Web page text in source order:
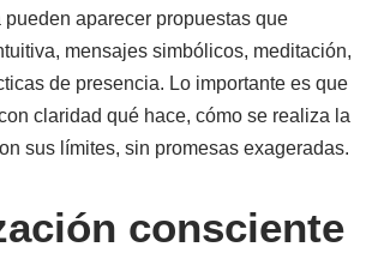
pueden aparecer propuestas que
mensajes simbólicos, meditación,
de presencia. Lo importante es que
claridad qué hace, cómo se realiza la
sus límites, sin promesas exageradas.
consciente